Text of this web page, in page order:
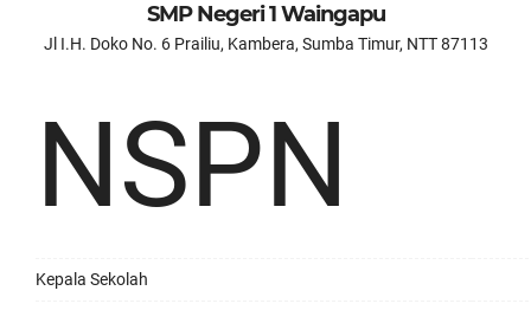
SMP Negeri 1 Waingapu
Jl I.H. Doko No. 6 Prailiu, Kambera, Sumba Timur, NTT 87113
NSPN
Kepala Sekolah